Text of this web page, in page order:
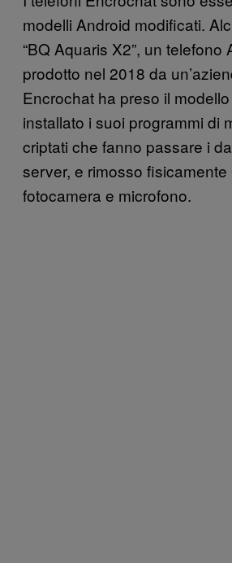
modelli Android modificati.
“BQ Aquaris X2”, un telefono
prodotto nel 2018 da
Encrochat ha preso il
installato i suoi programmi di
criptati che fanno passare i
server, e rimosso fisicamente
fotocamera e microfono.